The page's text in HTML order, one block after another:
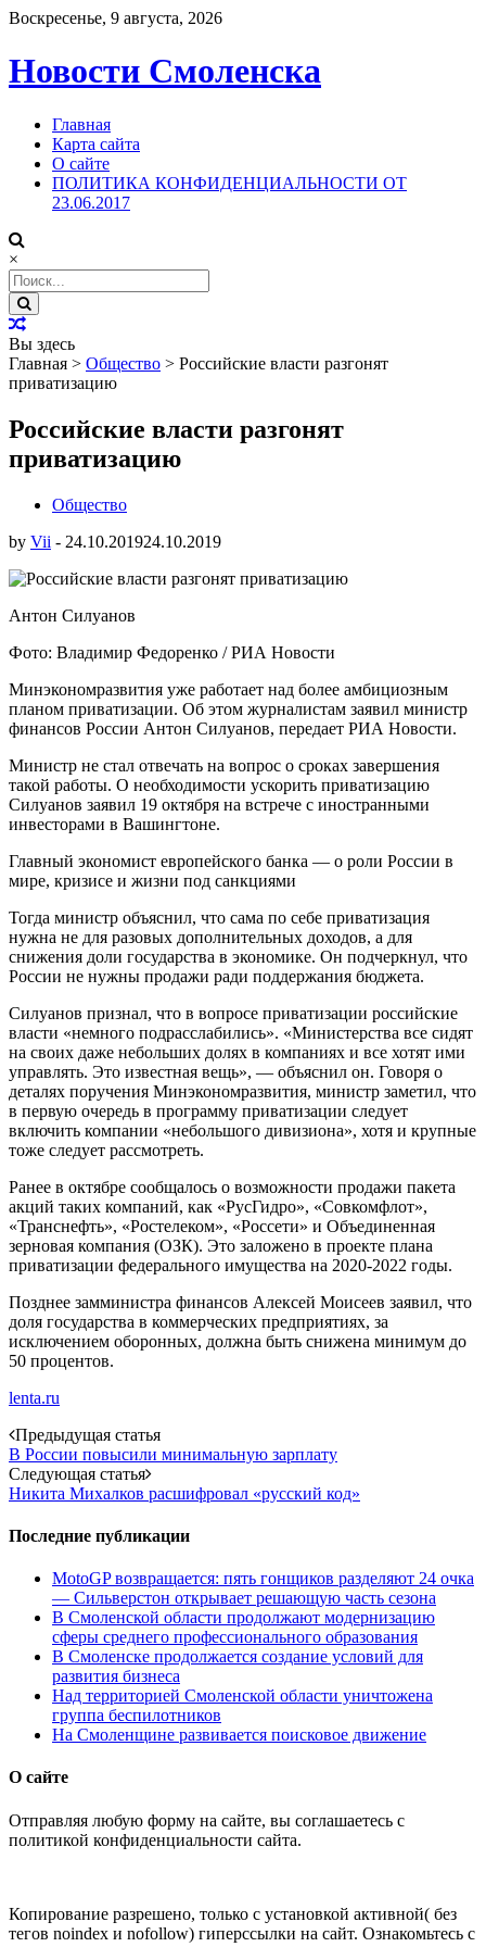
Воскресенье, 9 августа, 2026
Новости Смоленска
Главная
Карта сайта
О сайте
ПОЛИТИКА КОНФИДЕНЦИАЛЬНОСТИ ОТ
23.06.2017
×
Search
for:
Вы здесь
Главная > Общество > Российские власти разгонят
приватизацию
Российские власти разгонят
приватизацию
Общество
by Vii - 24.10.201924.10.2019
Антон Силуанов
Фото: Владимир Федоренко / РИА Новости
Минэкономразвития уже работает над более амбициозным
планом приватизации. Об этом журналистам заявил министр
финансов России Антон Силуанов, передает РИА Новости.
Министр не стал отвечать на вопрос о сроках завершения
такой работы. О необходимости ускорить приватизацию
Силуанов заявил 19 октября на встрече с иностранными
инвесторами в Вашингтоне.
Главный экономист европейского банка — о роли России в
мире, кризисе и жизни под санкциями
Тогда министр объяснил, что сама по себе приватизация
нужна не для разовых дополнительных доходов, а для
снижения доли государства в экономике. Он подчеркнул, что
России не нужны продажи ради поддержания бюджета.
Силуанов признал, что в вопросе приватизации российские
власти «немного подрасслабились». «Министерства все сидят
на своих даже небольших долях в компаниях и все хотят ими
управлять. Это известная вещь», — объяснил он. Говоря о
деталях поручения Минэкономразвития, министр заметил, что
в первую очередь в программу приватизации следует
включить компании «небольшого дивизиона», хотя и крупные
тоже следует рассмотреть.
Ранее в октябре сообщалось о возможности продажи пакета
акций таких компаний, как «РусГидро», «Совкомфлот»,
«Транснефть», «Ростелеком», «Россети» и Объединенная
зерновая компания (ОЗК). Это заложено в проекте плана
приватизации федерального имущества на 2020-2022 годы.
Позднее замминистра финансов Алексей Моисеев заявил, что
доля государства в коммерческих предприятиях, за
исключением оборонных, должна быть снижена минимум до
50 процентов.
lenta.ru
Post
navigation
Предыдущая статья
В России повысили минимальную зарплату
Следующая статья
Никита Михалков расшифровал «русский код»
Последние публикации
MotoGP возвращается: пять гонщиков разделяют 24 очка
— Сильверстон открывает решающую часть сезона
В Смоленской области продолжают модернизацию
сферы среднего профессионального образования
В Смоленске продолжается создание условий для
развития бизнеса
Над территорией Смоленской области уничтожена
группа беспилотников
На Смоленщине развивается поисковое движение
О сайте
Отправляя любую форму на сайте, вы соглашаетесь с
политикой конфиденциальности сайта.
Копирование разрешено, только с установкой активной( без
тегов noindex и nofollow) гиперссылки на сайт. Ознакомьтесь с